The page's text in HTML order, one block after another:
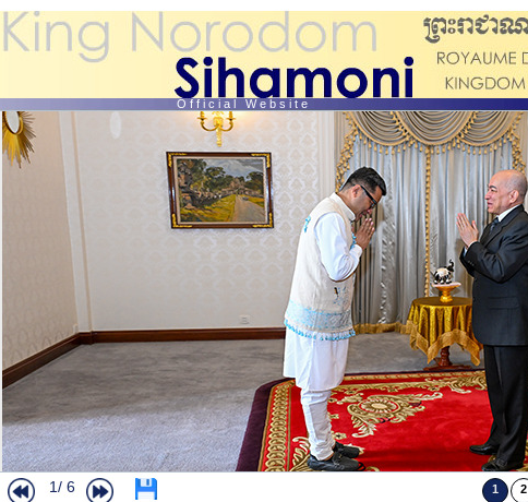
O f f i c i a l W e b s i t e
1/ 6 1 2